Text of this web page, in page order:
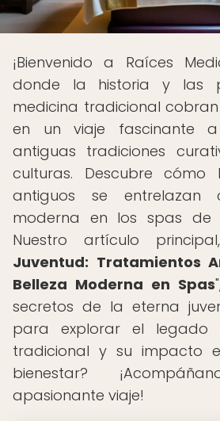
¡Bienvenido a Raíces
donde la historia y las
medicina tradicional
en un viaje fascinante
antiguas tradiciones
culturas. Descubre cómo
antiguos se entrelazan
moderna en los spas de
Nuestro artículo
Juventud: Tratamientos
Belleza Moderna en Spas
secretos de la eterna
para explorar el legado
tradicional y su impacto
bienestar?
apasionante viaje!